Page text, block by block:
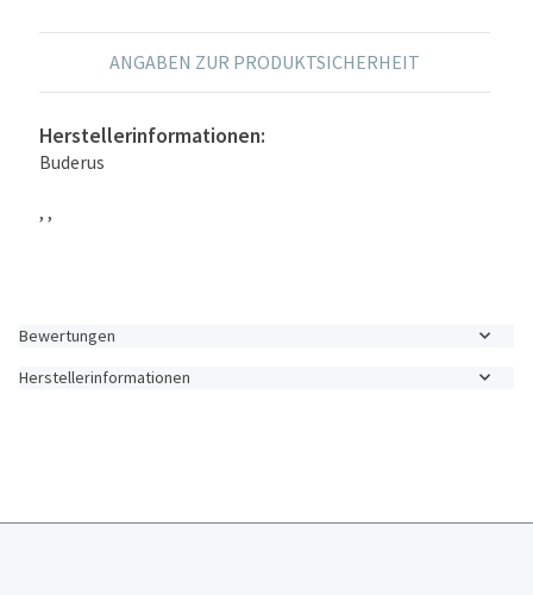
ANGABEN ZUR PRODUKTSICHERHEIT
Herstellerinformationen:
Buderus
, ,
Bewertungen
Herstellerinformationen